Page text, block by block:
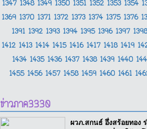
1347 1348 1349 1350 1351 1352 1353 1354
1369 1370 1371 1372 1373 1374 1375 1376
1391 1392 1393 1394 1395 1396 1397
1412 1413 1414 1415 1416 1417 1418 1419
1434 1435 1436 1437 1438 1439 1440
1455 1456 1457 1458 1459 1460 1461
ข่าวภาค3330
ผวภ.สกนธ์ อึ่งสร้อยทอง